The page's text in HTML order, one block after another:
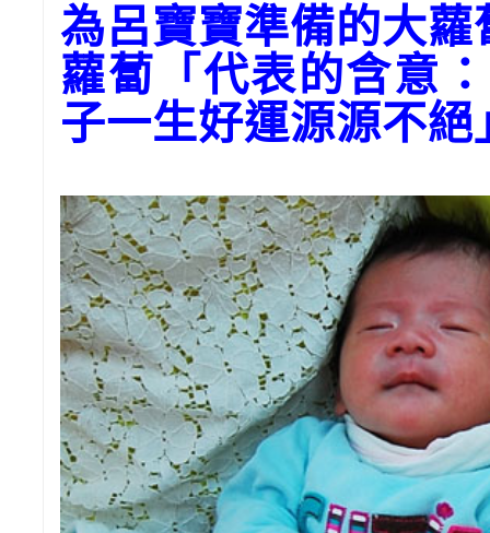
為呂寶寶準備的大蘿
蘿蔔「代表的含意
子一生好運源源不絕